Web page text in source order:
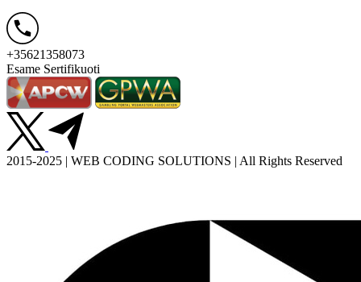
+35621358073
Esame Sertifikuoti
2015-2025 | WEB CODING SOLUTIONS | All Rights Reserved